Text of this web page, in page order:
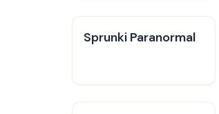
Sprunki Paranormal